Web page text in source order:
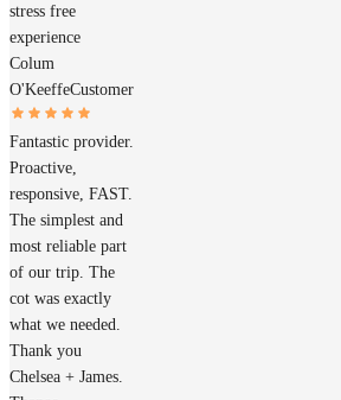
stress free
experience
Colum
O'KeeffeCustomer
Fantastic provider.
Proactive,
responsive, FAST.
The simplest and
most reliable part
of our trip. The
cot was exactly
what we needed.
Thank you
Chelsea + James.